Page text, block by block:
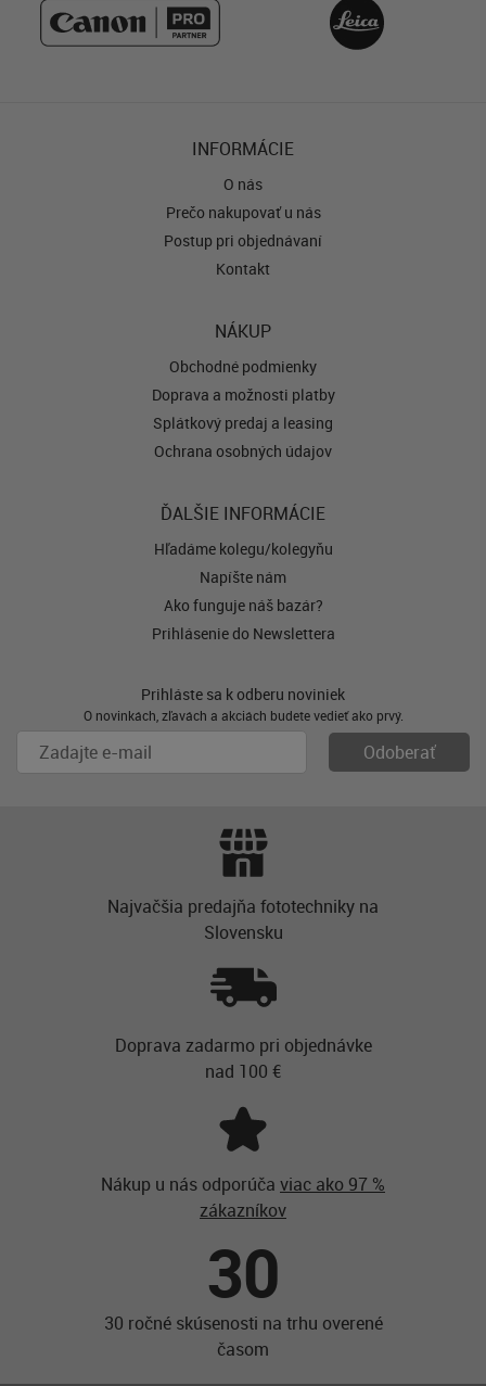
INFORMÁCIE
O nás
Prečo nakupovať u nás
Postup pri objednávaní
Kontakt
NÁKUP
Obchodné podmienky
Doprava a možnosti platby
Splátkový predaj a leasing
Ochrana osobných údajov
ĎALŠIE INFORMÁCIE
Hľadáme kolegu/kolegyňu
Napíšte nám
Ako funguje náš bazár?
Prihlásenie do Newslettera
Prihláste sa k odberu noviniek
O novinkách, zľavách a akciách budete vedieť ako prvý.
Najvačšia predajňa fototechniky na
Slovensku
Doprava zadarmo pri objednávke
nad 100 €
Nákup u nás odporúča viac ako 97 %
zákazníkov
30
30 ročné skúsenosti na trhu overené
časom